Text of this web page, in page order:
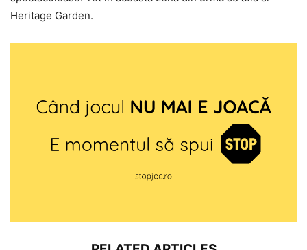
Heritage Garden.